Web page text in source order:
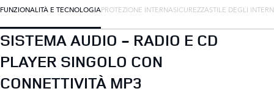
FUNZIONALITÀ E TECNOLOGIAPROTEZIONE INTERNASICUREZZASTILE DEGLI
SISTEMA AUDIO - RADIO E CD
PLAYER SINGOLO CON
CONNETTIVITÀ MP3